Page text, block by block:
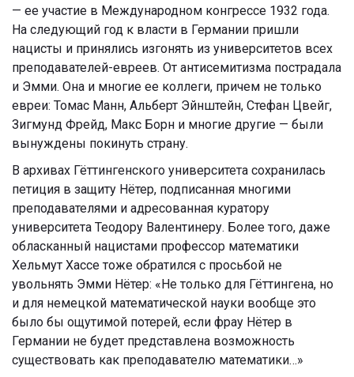
— ее участие в Международном конгрессе 1932 года.
На следующий год к власти в Германии пришли
нацисты и принялись изгонять из университетов всех
преподавателей-евреев. От антисемитизма пострадала
и Эмми. Она и многие ее коллеги, причем не только
евреи: Томас Манн, Альберт Эйнштейн, Стефан Цвейг,
Зигмунд Фрейд, Макс Борн и многие другие — были
вынуждены покинуть страну.
В архивах Гёттингенского университета сохранилась
петиция в защиту Нётер, подписанная многими
преподавателями и адресованная куратору
университета Теодору Валентинеру. Более того, даже
обласканный нацистами профессор математики
Хельмут Хассе тоже обратился с просьбой не
увольнять Эмми Нётер: «Не только для Гёттингена, но
и для немецкой математической науки вообще это
было бы ощутимой потерей, если фрау Нётер в
Германии не будет представлена возможность
существовать как преподавателю математики…»